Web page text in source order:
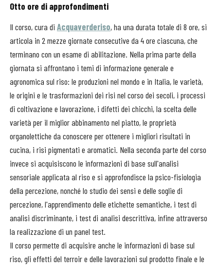
Otto ore di approfondimenti
Il corso, cura di Acquaverderiso, ha una durata totale di 8 ore, si
articola in 2 mezze giornate consecutive da 4 ore ciascuna, che
terminano con un esame di abilitazione. Nella prima parte della
giornata si affrontano i temi di informazione generale e
agronomica sul riso: le produzioni nel mondo e in Italia, le varietà,
le origini e le trasformazioni dei risi nel corso dei secoli, i processi
di coltivazione e lavorazione, i difetti dei chicchi, la scelta delle
varietà per il miglior abbinamento nel piatto, le proprietà
organolettiche da conoscere per ottenere i migliori risultati in
cucina, i risi pigmentati e aromatici. Nella seconda parte del corso
invece si acquisiscono le informazioni di base sull'analisi
sensoriale applicata al riso e si approfondisce la psico-fisiologia
della percezione, nonché lo studio dei sensi e delle soglie di
percezione, l'apprendimento delle etichette semantiche, i test di
analisi discriminante, i test di analisi descrittiva, infine attraverso
la realizzazione di un panel test.
Il corso permette di acquisire anche le informazioni di base sul
riso, gli effetti del terroir e delle lavorazioni sul prodotto finale e le